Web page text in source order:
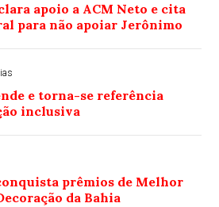
apoio a ACM Neto e cita
para não apoiar Jerônimo
e torna-se referência
inclusiva
prêmios de Melhor
da Bahia